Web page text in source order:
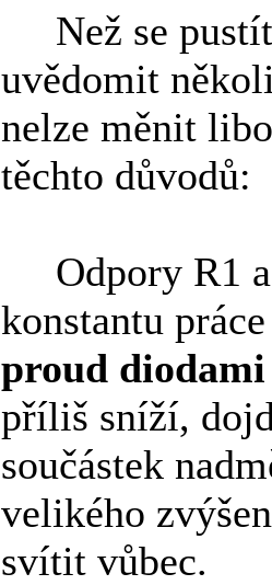
Než se
uvědomit
nelze měnit
těchto důvodů:
Odpory R1 a
konstantu
proud
příliš sníží,
součástek
velikého
svítit vůbec.